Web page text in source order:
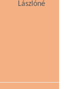
Lászlóné